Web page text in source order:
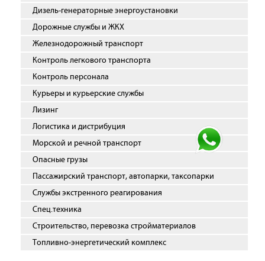
Дизель-генераторные энергоустановки
Дорожные службы и ЖКХ
Железнодорожный транспорт
Контроль легкового транспорта
Контроль персонала
Курьеры и курьерские службы
Лизинг
Логистика и дистрибуция
Морской и речной транспорт
Опасные грузы
Пассажирский транспорт, автопарки, таксопарки
Службы экстренного реагирования
Спец.техника
Строительство, перевозка стройматериалов
Топливно-энергетический комплекс